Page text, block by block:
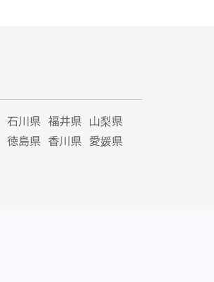
石川県 福井県 山梨県
徳島県 香川県 愛媛県